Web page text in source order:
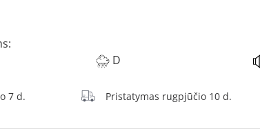
D
7 d. Pristatymas rugpjūčio 10 d.